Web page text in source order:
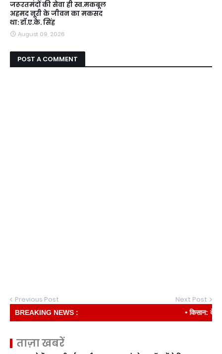
जरूरतमंदों की सेवा ही स्व.मकबूल
अहमद नूरी के जीवन का मकसद
था: डॉ.ए.के. सिंह
August 09, 2026
POST A COMMENT
Previous Post Next Post
BREAKING NEWS : • किसान: देश की
ताज़ा खबरें